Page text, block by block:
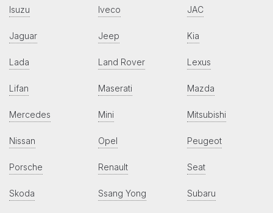
Isuzu Iveco JAC
Jaguar Jeep Kia
Lada Land Rover Lexus
Lifan Maserati Mazda
Mercedes Mini Mitsubishi
Nissan Opel Peugeot
Porsche Renault Seat
Skoda Ssang Yong Subaru